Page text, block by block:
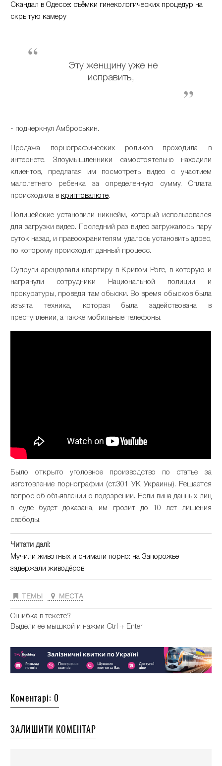
Скандал в Одессе: съёмки гинекологических процедур на
скрытую камеру
Эту женщину уже не
исправить,
- подчеркнул Амброськин.
Продажа порнографических роликов проходила в
интернете. Злоумышленники самостоятельно находили
клиентов, предлагая им посмотреть видео с участием
малолетнего ребенка за определенную сумму. Оплата
происходила в криптовалюте.
Полицейские установили никнейм, который использовался
для загрузки видео. Последний раз видео загружалось пару
суток назад, и правоохранителям удалось установить адрес,
по которому происходит данный процесс.
Супруги арендовали квартиру в Кривом Роге, в которую и
нагрянули сотрудники Национальной полиции и
прокуратуры, проведя там обыски. Во время обысков была
изъята техника, которая была задействована в
преступлении, а также мобильные телефоны.
Было открыто уголовное производство по статье за
изготовление порнографии (ст.301 УК Украины). Решается
вопрос об объявлении о подозрении. Если вина данных лиц
в суде будет доказана, им грозит до 10 лет лишения
свободы.
Читати далі:
Мучили животных и снимали порно: на Запорожье
задержали живодёров
ТЕМЫ МЕСТА
Ошибка в тексте?
Выдели ее мышкой и нажми Ctrl + Enter
Коментарі: 0
ЗАЛИШИТИ КОМЕНТАР